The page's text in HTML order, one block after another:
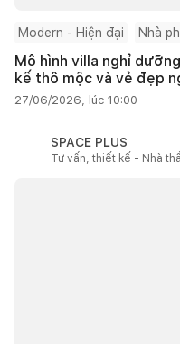
Modern - Hiện đại Nhà
Mô hình villa nghỉ
kế thô mộc và vẻ đẹp
27/06/2026, lúc 10:00
SPACE PLUS
Tư vấn, thiết kế - Nhà